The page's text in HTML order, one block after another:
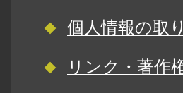
個人情報の取
リンク・著作